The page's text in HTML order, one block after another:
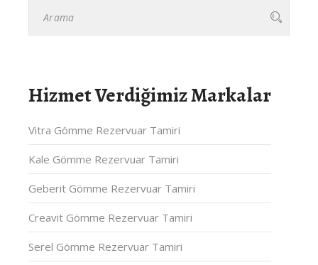
Hizmet Verdiğimiz Markalar
Vitra Gömme Rezervuar Tamiri
Kale Gömme Rezervuar Tamiri
Geberit Gömme Rezervuar Tamiri
Creavit Gömme Rezervuar Tamiri
Serel Gömme Rezervuar Tamiri